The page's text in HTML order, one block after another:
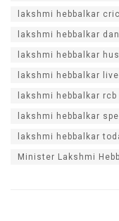
lakshmi hebbalkar
lakshmi hebbalkar
lakshmi hebbalkar
lakshmi hebbalkar live
lakshmi hebbalkar rcb
lakshmi hebbalkar
lakshmi hebbalkar
Minister Lakshmi